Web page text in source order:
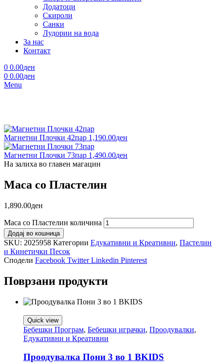
Додатоци
Скироли
Санки
Лудории на вода
За нас
Контакт
0 0.00ден
0 0.00ден
Menu
Магнетни Плочки 42пар 1,190.00ден
Магнетни Плочки 73пар 1,490.00ден
На залиха во главен магацин
Маса со Пластелин
1,890.00ден
Маса со Пластелин количина
Додај во кошница
SKU: 2025958 Категории Едукативни и Креативни, Пастелин
и Кинетички Песок
Сподели Facebook Twitter Linkedin Pinterest
Поврзани продукти
Quick view
Бебешки Програм, Бебешки играчки, Проодувалки,
Едукативни и Креативни
Проодувалка Пони 3 во 1 BKIDS